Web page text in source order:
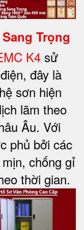
Trọng
K4 sử
đây là
sơn hiện
lãm theo
Âu. Với
phủ bởi các
chống gỉ
thời gian.